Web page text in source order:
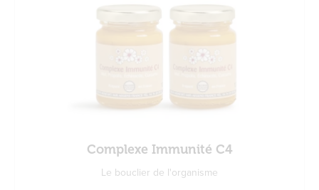
Complexe Immunité C4
Le bouclier de l'organisme